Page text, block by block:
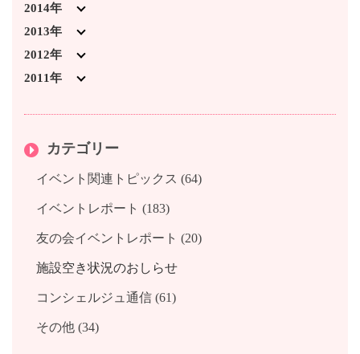
2023年3月 (5)
2023年2月 (4)
2023年1月 (1)
2022年2月 (5)
2022年1月 (1)
2021年3月 (3)
2021年2月 (3)
2021年1月 (2)
2020年1月 (3)
2019年8月 (2)
2019年7月 (3)
2019年6月 (2)
2019年4月 (3)
2019年1月 (3)
2018年9月 (2)
2018年8月 (1)
2018年7月 (2)
2018年6月 (2)
2018年3月 (2)
2018年1月 (1)
2017年10月 (2)
2017年9月 (1)
2017年7月 (3)
2017年6月 (2)
2017年3月 (2)
2017年2月 (1)
2016年11月 (1)
2016年10月 (2)
2016年9月 (1)
2016年8月 (1)
2016年5月 (1)
2016年4月 (1)
2016年2月 (1)
2016年1月 (3)
2015年12月 (3)
2015年11月 (1)
2015年10月 (2)
2015年9月 (1)
2015年6月 (3)
2015年5月 (2)
2015年3月 (3)
2015年2月 (2)
2015年1月 (1)
2014年
2014年12月 (2)
2014年11月 (2)
2014年10月 (3)
2014年6月 (3)
2014年3月 (6)
2014年1月 (3)
2013年
2013年12月 (4)
2013年11月 (3)
2013年8月 (3)
2013年7月 (1)
2013年4月 (1)
2013年2月 (1)
2013年1月 (2)
2012年
2012年12月 (1)
2012年8月 (3)
2012年7月 (1)
2011年
カテゴリー
イベント関連トピックス (64)
イベントレポート (183)
友の会イベントレポート (20)
施設空き状況のおしらせ
コンシェルジュ通信 (61)
その他 (34)